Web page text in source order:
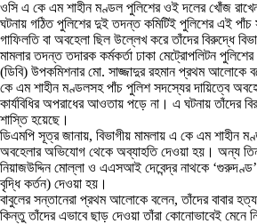
ওসি এ কে এম শাহীন মণ্ডল পুলিশের ওই দলের খোঁজ
ঘটনায় গঠিত পুলিশের দুই তদন্ত কমিটিই পুলিশের এই পাঁচ
গাফিলতি বা অবহেলা ছিল উল্লেখ করে তাঁদের বিরুদ্ধে
মামলার তদন্ত তদারক কর্মকর্তা ঢাকা মেট্রোপলিটন পুলিশের
(ডিবি) উপকমিশনার মো. সাজ্জাদুর রহমান প্রথম আলোকে
কে এম শাহীন মণ্ডলসহ পাঁচ পুলিশ সদস্যের দায়িত্বে
কার্যবিধির অপরাধের আওতায় পড়ে না। এ ঘটনায় তাঁদের
শাস্তি হয়েছে।
ডিএমপি সূত্র জানায়, বিভাগীয় মামলায় এ কে এম শাহীন
অবহেলার অভিযোগ থেকে অব্যাহতি দেওয়া হয়। অন্য
নিয়াজউদ্দিন মোল্লা ও এএসআই দেবেন্দ্র নাথকে ‘গুরুদণ্ড’
বৃদ্ধি কর্তন) দেওয়া হয়।
বাবুলের সন্তানেরা প্রথম আলোকে বলেন, তাঁদের বাবার
কিন্তু তাঁদের এভাবে ছাড় দেওয়া তাঁরা কোনোভাবেই মেনে